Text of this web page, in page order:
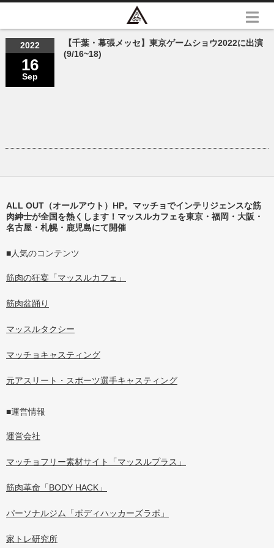
2022
16
Sep
【千葉・幕張メッセ】東京ゲームショウ2022に出演
(9/16~18)
ALL OUT（オールアウト）HP。マッチョでインテリジェンスな筋
肉紳士が全国を熱くします！マッスルカフェを東京・福岡・大阪・
名古屋・札幌・鹿児島にて開催
■人気のコンテンツ
筋肉の狂宴「マッスルカフェ」
筋肉盆踊り
マッスルタクシー
マッチョキャスティング
元アスリート・スポーツ選手キャスティング
■運営情報
運営会社
マッチョフリー素材サイト「マッスルプラス」
筋肉革命「BODY HACK」
パーソナルジム「ボディハッカーズラボ」
家トレ研究所